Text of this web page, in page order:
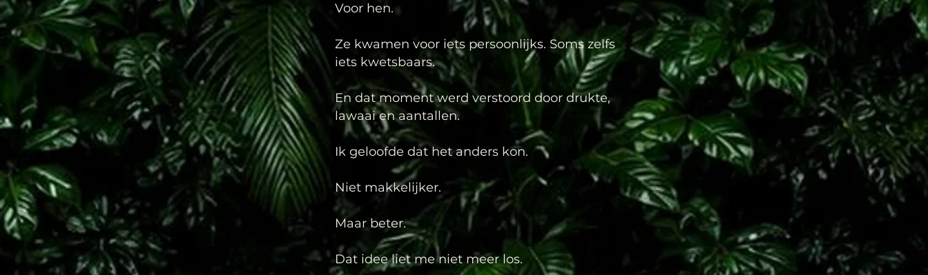
Voor hen.
Ze kwamen voor iets persoonlijks. Soms zelfs
iets kwetsbaars.
En dat moment werd verstoord door drukte,
lawaai en aantallen.
Ik geloofde dat het anders kon.
Niet makkelijker.
Maar beter.
Dat idee liet me niet meer los.